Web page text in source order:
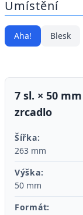
Umístění
Aha! Blesk
7 sl. × 50
zrcadlo
Šířka:
263 mm
Výška:
50 mm
Formát: